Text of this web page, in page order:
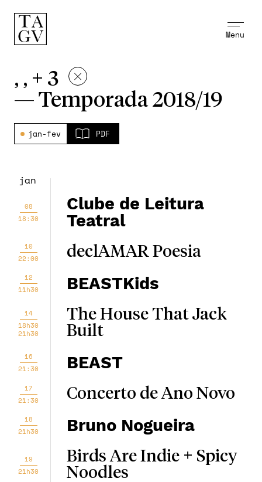
Menu
, , + 3
— Temporada 2018/19
jan-fev PDF
jan
08
18:30
Clube de Leitura
Teatral
10
22:00
declAMAR Poesia
12
11h30
BEASTKids
14
18h30
21h30
The House That Jack
Built
16
21:30
BEAST
17
21:30
Concerto de Ano Novo
18
21h30
Bruno Nogueira
19
21h30
Birds Are Indie + Spicy
Noodles